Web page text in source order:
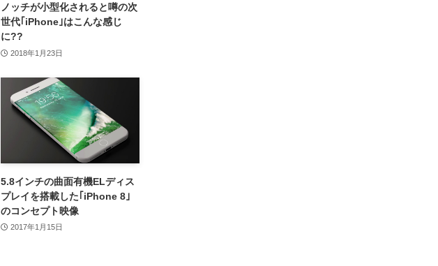
ノッチが小型化されると噂の次
世代｢iPhone｣はこんな感じ
に??
2018年1月23日
5.8インチの曲面有機ELディス
プレイを搭載した｢iPhone 8｣
のコンセプト映像
2017年1月15日